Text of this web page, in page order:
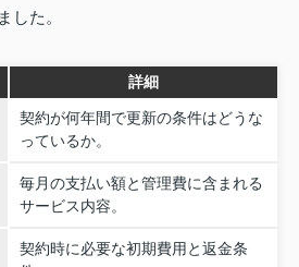
した。
詳細
契約が何年間で更新の条件はどうな
っているか。
毎月の支払い額と管理費に含まれる
サービス内容。
契約時に必要な初期費用と返金条